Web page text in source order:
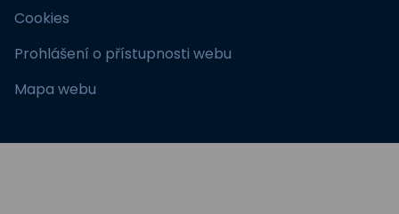
Cookies
Prohlášení o přístupnosti webu
Mapa webu